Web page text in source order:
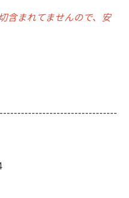
含まれてませんので、安